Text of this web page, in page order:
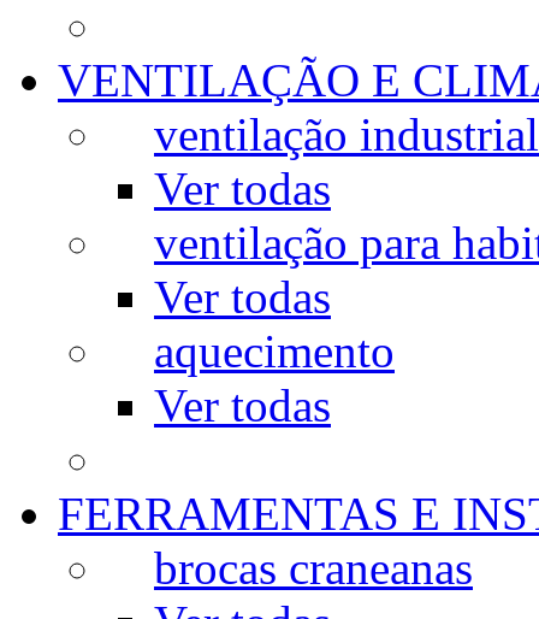
VENTILAÇÃO E
ventilação industrial
Ver todas
ventilação para
Ver todas
aquecimento
Ver todas
FERRAMENTAS E
brocas craneanas